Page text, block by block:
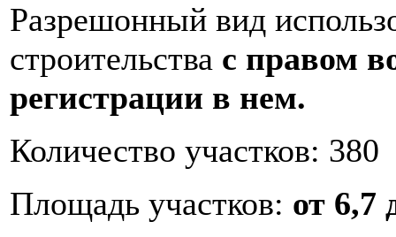
Разрешонный вид
строительства с правом
регистрации в нем.
Количество участков: 380
Площадь участков: от 6,7